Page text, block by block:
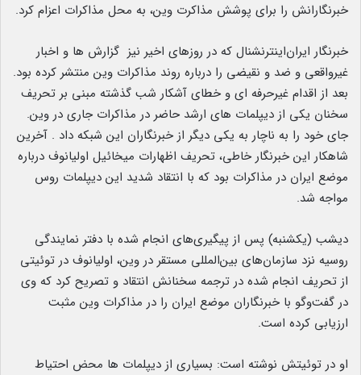
خبرنگارانش را برای پوشش مذاکرت وین، به محل مذاکرات اعزام کرد.
خبرنگار ایران‌اینترنشنال که در روزهای اخیر نیز گزارش ها و اخبار
غیرواقعی و ضد و نقیضی را درباره روند مذاکرات وین منتشر کرده بود.
بعد از اقدام غیرحرفه ای و خطای آشکار شب گذشته مبنی بر تحریف
سخنان یکی از دیپلمات های ارشد حاضر در مذاکرات جاری در وین.
جای خود را به ناچار به یکی دیگر از خبرنگاران این شبکه داد . آخرین
شاهکار این خبرنگار خاطی، تحریف اظهارات میخائیل اولیانوف درباره
موضع ایران در مذاکرات بود که با انتقاد شدید این دیپلمات روس
مواجه شد.
دیشب (یکشنبه) پس از پیگیری‌های انجام شده با دفتر نمایندگی
روسیه نزد سازمان‌های بین‌المللی مستقر در وین، اولیانوف در توئیتی
از تحریف انجام شده در ترجمه سخنانش انتقاد و تصریح کرد که وی
در گفت‌وگو با خبرنگاران موضع ایران را در مذاکرات وین مثبت
ارزیابی کرده است.
او در توئیتش نوشته است: بسیاری از دیپلمات ها محض احتیاط